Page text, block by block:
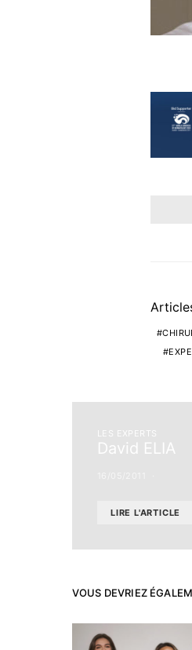
LES EXPERTS
David ELIA
LIRE L'ARTICLE
VOUS DEVRIEZ